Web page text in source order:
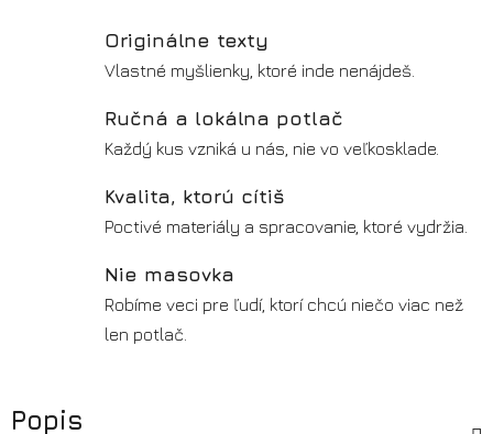
Originálne texty
Vlastné myšlienky, ktoré inde nenájdeš.
Ručná a lokálna potlač
Každý kus vzniká u nás, nie vo veľkosklade.
Kvalita, ktorú cítiš
Poctivé materiály a spracovanie, ktoré vydržia.
Nie masovka
Robíme veci pre ľudí, ktorí chcú niečo viac než
len potlač.
Popis